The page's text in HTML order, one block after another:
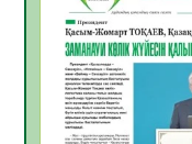
80
09.08.2026
Жер
09.08.2026